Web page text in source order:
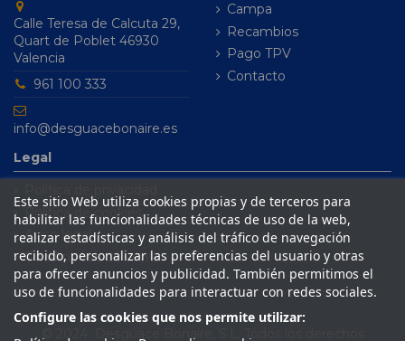
Calle Teresa de Calcuta 29,
Quart de Poblet 46930
Valencia
961 100 333
info@desguacebonaire.es
Campa
Recambios
Pago TPV
Contacto
Legal
Política de cookies
Aviso legal
Condiciones de venta
Este sitio Web utiliza cookies propias y de terceros para
habilitar las funcionalidades técnicas de uso de la web,
realizar estadísticas y análisis del tráfico de navegación
recibido, personalizar las preferencias del usuario y otras
para ofrecer anuncios y publicidad. También permitimos el
uso de funcionalidades para interactuar con redes sociales.
Configure las cookies que nos permite utilizar: